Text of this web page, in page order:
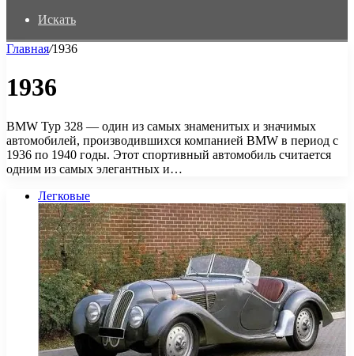
Искать
Главная/1936
1936
BMW Typ 328 — один из самых знаменитых и значимых
автомобилей, производившихся компанией BMW в период с
1936 по 1940 годы. Этот спортивный автомобиль считается
одним из самых элегантных и…
Легковые